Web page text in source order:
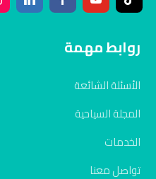
روابط مهمة
الأسئلة الشائعة
المجلة السياحية
الخدمات
تواصل معنا